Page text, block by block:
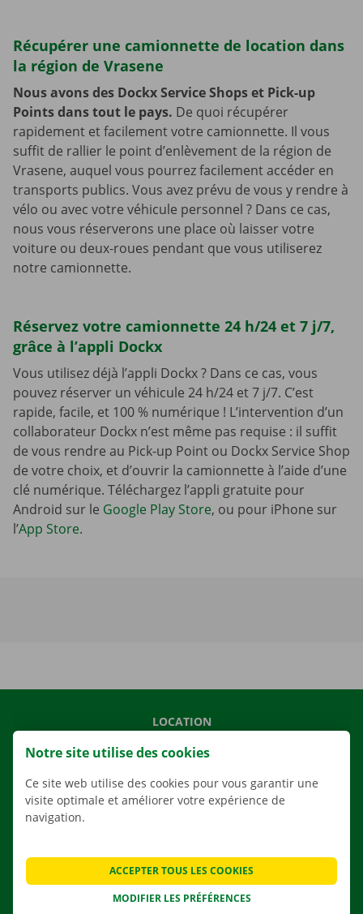
Récupérer une camionnette de location dans
la région de Vrasene
Nous avons des Dockx Service Shops et Pick-up
Points dans tout le pays. De quoi récupérer
rapidement et facilement votre camionnette. Il vous
suffit de rallier le point d’enlèvement de la région de
Vrasene, auquel vous pourrez facilement accéder en
transports publics. Vous avez prévu de vous y rendre à
vélo ou avec votre véhicule personnel ? Dans ce cas,
nous vous réserverons une place où laisser votre
voiture ou deux-roues pendant que vous utiliserez
notre camionnette.
Réservez votre camionnette 24 h/24 et 7 j/7,
grâce à l’appli Dockx
Vous utilisez déjà l’appli Dockx ? Dans ce cas, vous
pouvez réserver un véhicule 24 h/24 et 7 j/7. C’est
rapide, facile, et 100 % numérique ! L’intervention d’un
collaborateur Dockx n’est même pas requise : il suffit
de vous rendre au Pick-up Point ou Dockx Service Shop
de votre choix, et d’ouvrir la camionnette à l’aide d’une
clé numérique. Téléchargez l’appli gratuite pour
Android sur le Google Play Store, ou pour iPhone sur
l’App Store.
LOCATION
NOS VÉHICULES
AGENCES
Notre site utilise des cookies
Ce site web utilise des cookies pour vous garantir une
visite optimale et améliorer votre expérience de
navigation.
MODIFIER LES PRÉFÉRENCES
ACCEPTER TOUS LES COOKIES